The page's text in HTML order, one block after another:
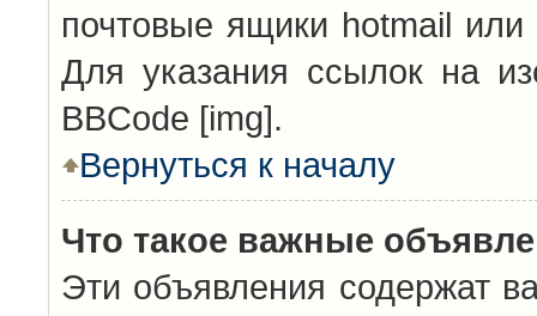
почтовые ящики hotmail
Для указания ссылок на
BBCode [img].
Вернуться к началу
Что такое важные
Эти объявления содержат